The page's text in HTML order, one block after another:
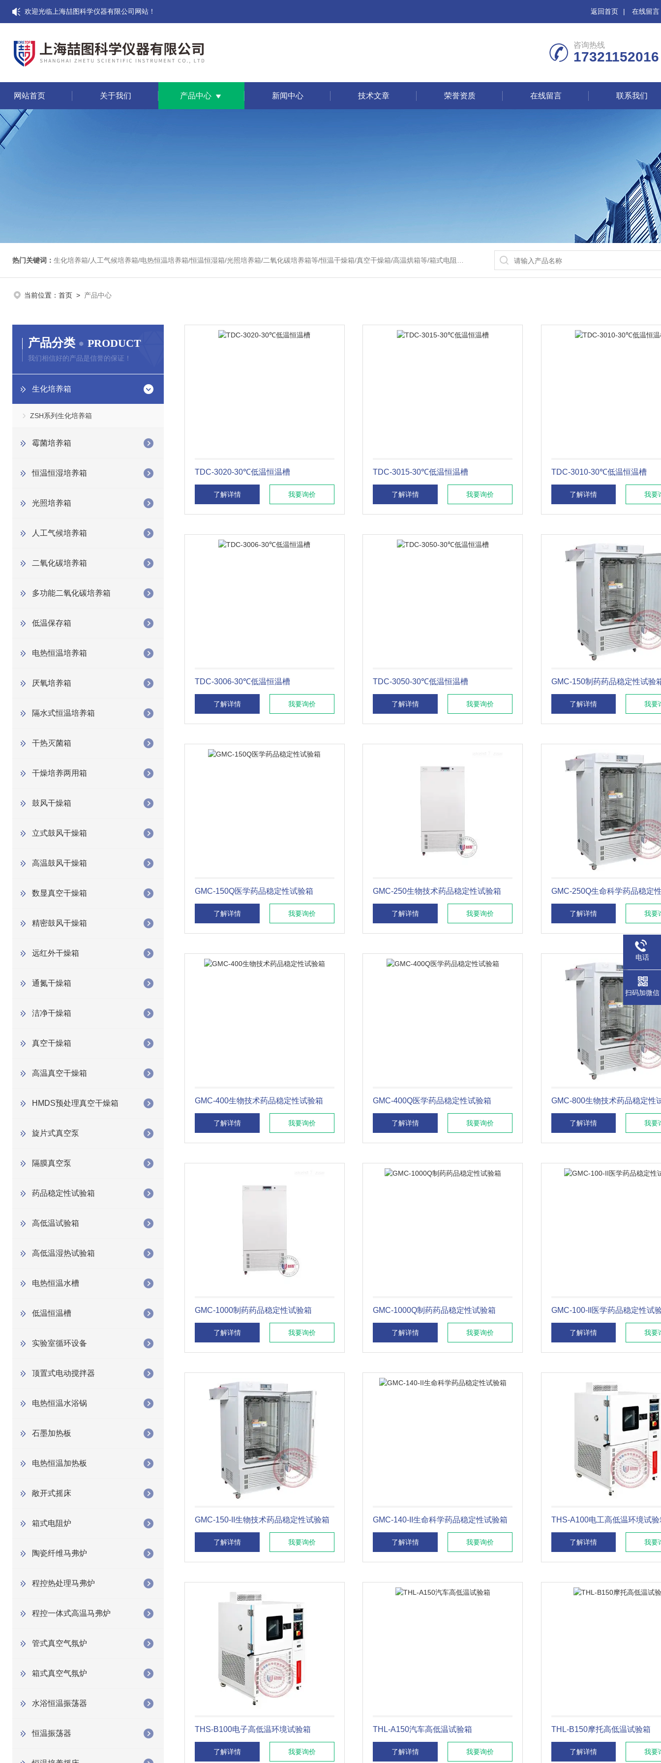
欢迎光临上海喆图科学仪器有限公司网站！ 返回首页 | 在线留言
咨询热线
17321152016
网站首页 关于我们 产品中心 新闻中心 技术文章 荣誉资质 在线留言 联系我们
热门关键词： 生化培养箱/人工气候培养箱/电热恒温培养箱/恒温恒湿箱/光照培养箱/二氧化碳培养箱等/恒温干燥箱/真空干燥箱/高温烘箱等/箱式电阻炉/陶瓷纤维马弗炉/高温马弗炉/管式炉/气氛炉/试验箱/摇床/振荡器/水槽/水浴锅等
当前位置： 首页 > 产品中心
产品分类 PRODUCT
我们相信好的产品是信誉的保证！
生化培养箱
ZSH系列生化培养箱
霉菌培养箱
恒温恒湿培养箱
光照培养箱
人工气候培养箱
二氧化碳培养箱
多功能二氧化碳培养箱
低温保存箱
电热恒温培养箱
厌氧培养箱
隔水式恒温培养箱
干热灭菌箱
干燥培养两用箱
鼓风干燥箱
立式鼓风干燥箱
高温鼓风干燥箱
数显真空干燥箱
精密鼓风干燥箱
远红外干燥箱
通氮干燥箱
洁净干燥箱
真空干燥箱
高温真空干燥箱
HMDS预处理真空干燥箱
旋片式真空泵
隔膜真空泵
药品稳定性试验箱
高低温试验箱
高低温湿热试验箱
电热恒温水槽
低温恒温槽
实验室循环设备
顶置式电动搅拌器
电热恒温水浴锅
石墨加热板
电热恒温加热板
敞开式摇床
箱式电阻炉
陶瓷纤维马弗炉
程控热处理马弗炉
程控一体式高温马弗炉
管式真空气氛炉
箱式真空气氛炉
水浴恒温振荡器
恒温振荡器
TDC-3020-30℃低温恒温槽
了解详情 我要询价
TDC-3015-30℃低温恒温槽
了解详情 我要询价
TDC-3010-30℃低温恒温槽
了解详情 我要
TDC-3006-30℃低温恒温槽
了解详情 我要询价
TDC-3050-30℃低温恒温槽
了解详情 我要询价
GMC-150制药药品稳定性试验
了解详情 我要
GMC-150Q医学药品稳定性试验箱
了解详情 我要询价
GMC-250生物技术药品稳定性试验箱
了解详情 我要询价
GMC-250Q生命科学药品稳定
了解详情 我要
GMC-400生物技术药品稳定性试验箱
了解详情 我要询价
GMC-400Q医学药品稳定性试验箱
了解详情 我要询价
GMC-800生物技术药品稳定性
了解详情 我要
GMC-1000制药药品稳定性试验箱
了解详情 我要询价
GMC-1000Q制药药品稳定性试验箱
了解详情 我要询价
GMC-100-II医学药品稳定性试
了解详情 我要
GMC-150-II生物技术药品稳定性试验箱
了解详情 我要询价
GMC-140-II生命科学药品稳定性试验箱
了解详情 我要询价
THS-A100电工高低温环境试验
了解详情 我要
THS-B100电子高低温环境试验箱
了解详情 我要询价
THL-A150汽车高低温试验箱
了解详情 我要询价
THL-B150摩托高低温试验箱
了解详情 我要
电话
扫码加微信